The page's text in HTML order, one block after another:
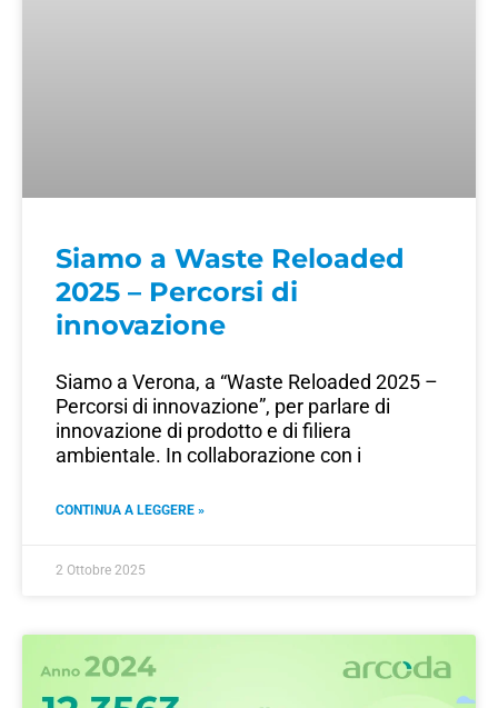
Siamo a Waste Reloaded
2025 – Percorsi di
innovazione
Siamo a Verona, a “Waste Reloaded 2025 –
Percorsi di innovazione”, per parlare di
innovazione di prodotto e di filiera
ambientale. In collaborazione con i
CONTINUA A LEGGERE »
2 Ottobre 2025